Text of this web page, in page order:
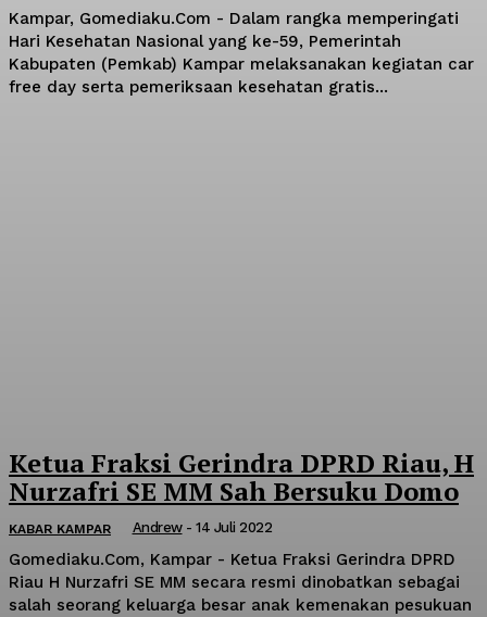
Kampar, Gomediaku.Com - Dalam rangka memperingati
Hari Kesehatan Nasional yang ke-59, Pemerintah
Kabupaten (Pemkab) Kampar melaksanakan kegiatan car
free day serta pemeriksaan kesehatan gratis...
Ketua Fraksi Gerindra DPRD Riau, H
Nurzafri SE MM Sah Bersuku Domo
KABAR KAMPAR Andrew - 14 Juli 2022
Gomediaku.Com, Kampar - Ketua Fraksi Gerindra DPRD
Riau H Nurzafri SE MM secara resmi dinobatkan sebagai
salah seorang keluarga besar anak kemenakan pesukuan